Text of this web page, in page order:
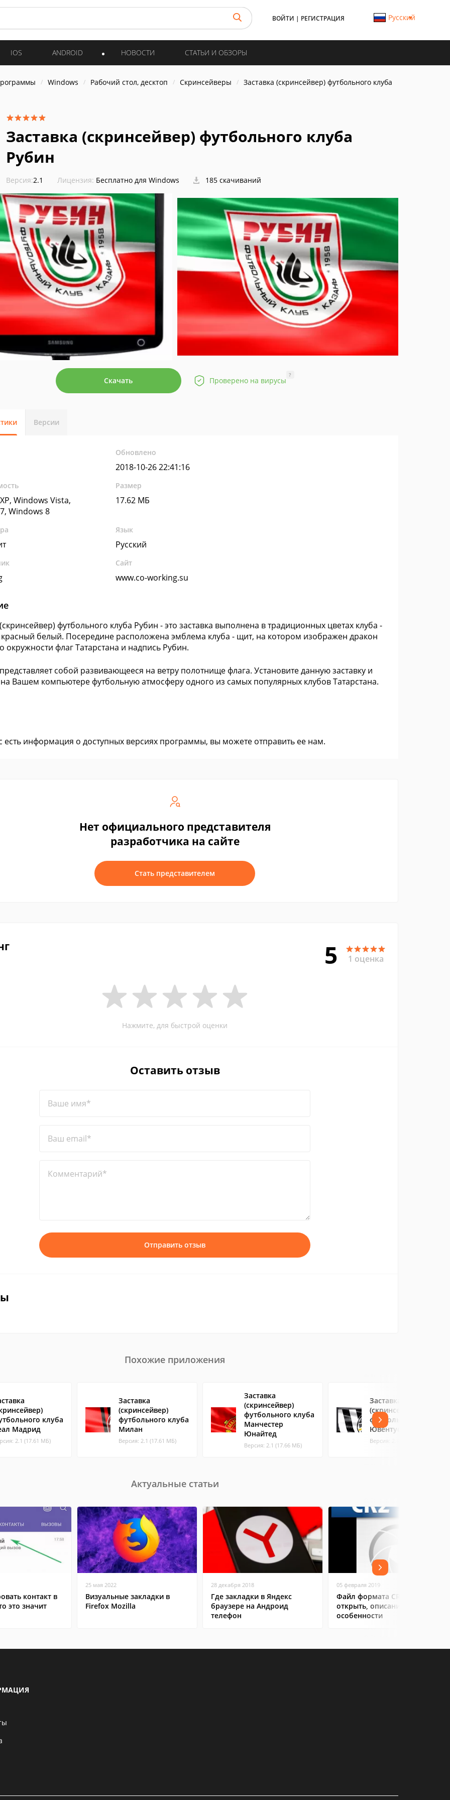
ВОЙТИ | РЕГИСТРАЦИЯ Русский
IOS ANDROID НОВОСТИ СТАТЬИ И ОБЗОРЫ
Windows Рабочий стол, десктоп Скринсейверы Заставка (скринсейвер) футбольного клуба
Заставка (скринсейвер) футбольного клуба
Рубин
Версия:2.1 Лицензия: Бесплатно для Windows 185 скачиваний
Скачать Проверено на вирусы
?
Версии
Обновлено
2018-10-26 22:41:16
Windows Vista,
Windows 8
Размер
17.62 МБ
Язык
Русский
Сайт
www.co-working.su
футбольного клуба Рубин - это заставка выполнена в традиционных цветах клуба -
белый. Посередине расположена эмблема клуба - щит, на котором изображен дракон
окружности флаг Татарстана и надпись Рубин.
собой развивающееся на ветру полотнище флага. Установите данную заставку и
на Вашем компьютере футбольную атмосферу одного из самых популярных клубов Татарстана.
есть информация о доступных версиях программы, вы можете отправить ее нам.
Нет официального представителя
разработчика на сайте
Стать представителем
5 1 оценка
Нажмите, для быстрой оценки
Оставить отзыв
Ваше имя*
Ваш email*
Комментарий*
Отправить отзыв
Похожие приложения
клуба
Мадрид
2.1 (17.61 МБ)
Заставка
(скринсейвер)
футбольного клуба
Милан
Версия: 2.1 (17.61 МБ)
Заставка
(скринсейвер)
футбольного клуба
Манчестер
Юнайтед
Версия: 2.1 (17.66 МБ)
Заставка
(скринсейвер)
футбольного клуба
Ювентус
Версия: 2.1 (17.83 МБ)
Актуальные статьи
контакт в
это значит
25 мая 2022
Визуальные закладки в
Firefox Mozilla
28 декабря 2018
Где закладки в Яндекс
браузере на Андроид
телефон
05 февраля 2019
Файл формата CR2: чем
открыть, описание,
особенности